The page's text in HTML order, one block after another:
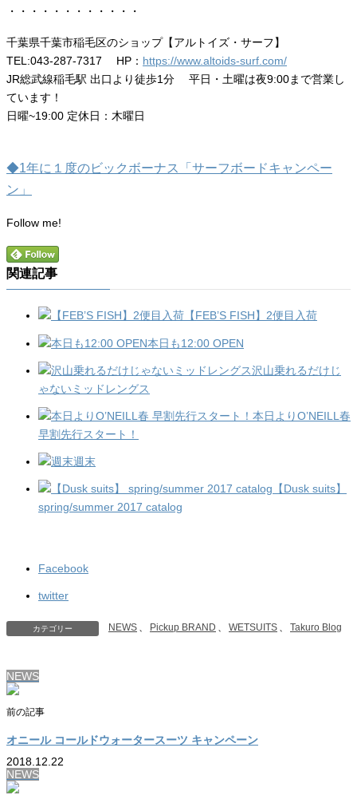
・・・・・・・・・・・・
千葉県千葉市稲毛区のショップ【アルトイズ・サーフ】
TEL:043-287-7317 HP： https://www.altoids-surf.com/
JR総武線稲毛駅 出口より徒歩1分 平日・土曜は夜9:00まで営業し
ています！
日曜~19:00 定休日：木曜日
◆1年に１度のビックボーナス「サーフボードキャンペー
ン」
Follow me!
関連記事
【FEB’S FISH】2便目入荷
本日も12:00 OPEN
沢山乗れるだけじ
ゃないミッドレングス
本日よりO’NEILL春
早割先行スタート！
週末
【Dusk suits】
spring/summer 2017 catalog
Facebook
twitter
カテゴリー NEWS 、 Pickup BRAND 、 WETSUITS 、 Takuro Blog
NEWS
前の記事
オニール コールドウォータースーツ キャンペーン
2018.12.22
NEWS